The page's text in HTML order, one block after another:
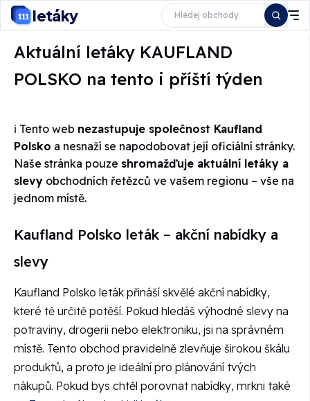
letáky
Aktuální letáky KAUFLAND
POLSKO na tento i příští týden
ℹ️ Tento web nezastupuje společnost Kaufland
Polsko a nesnaží se napodobovat její oficiální stránky.
Naše stránka pouze shromažďuje aktuální letáky a
slevy obchodních řetězců ve vašem regionu – vše na
jednom místě.
Kaufland Polsko leták – akční nabídky a
slevy
Kaufland Polsko leták přináší skvělé akční nabídky,
které tě určitě potěší. Pokud hledáš výhodné slevy na
potraviny, drogerii nebo elektroniku, jsi na správném
místě. Tento obchod pravidelně zlevňuje širokou škálu
produktů, a proto je ideální pro plánování tvých
nákupů. Pokud bys chtěl porovnat nabídky, mrkni také